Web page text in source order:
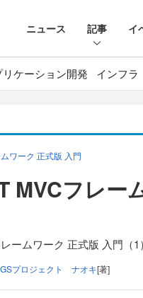
ニュース 記事 イ
リケーション開発 インフラ
ワーク 正式版 入門
MVCフレー
ームワーク 正式版 入門（1）
プロジェクト ナオキ[著]